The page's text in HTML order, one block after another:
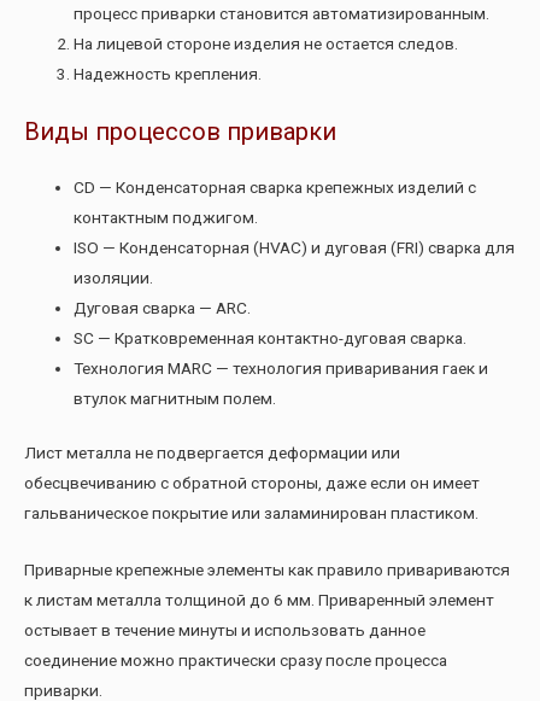
процесс приварки становится автоматизированным.
На лицевой стороне изделия не остается следов.
Надежность крепления.
Виды процессов приварки
CD — Конденсаторная сварка крепежных изделий с
контактным поджигом.
ISO — Конденсаторная (HVAC) и дуговая (FRI) сварка для
изоляции.
Дуговая сварка — ARC.
SC — Кратковременная контактно-дуговая сварка.
Технология MARC — технология приваривания гаек и
втулок магнитным полем.
Лист металла не подвергается деформации или
обесцвечиванию с обратной стороны, даже если он имеет
гальваническое покрытие или заламинирован пластиком.
Приварные крепежные элементы как правило привариваются
к листам металла толщиной до 6 мм. Приваренный элемент
остывает в течение минуты и использовать данное
соединение можно практически сразу после процесса
приварки.